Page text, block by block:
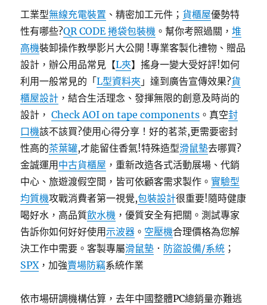
工業型無線充電裝置 、精密加工元件； 貨櫃屋優勢特
性有哪些?QR CODE 捲袋包裝機 。幫你考照過關，堆
高機裝卸操作教學影片大公開 !專業客製化禮物、贈品
設計，辦公用品常見【L夾】搖身一變大受好評!如何
利用一般常見的「L型資料夾 」達到廣告宣傳效果?貨
櫃屋設計 ，結合生活理念、發揮無限的創意及時尚的
設計，Check AOI on tape components 。真空封
口機該不該買?使用心得分享！好的茗茶,更需要密封
性高的茶葉罐,才能留住香氣!特殊造型滑鼠墊去哪買?
金誠運用 中古貨櫃屋 ，重新改造各式活動展場、代銷
中心、旅遊渡假空間，皆可依顧客需求製作。實驗型
均質機攻戰消費者第一視覺,包裝設計很重要!隨時健康
喝好水，高品質飲水機 ，優質安全有把關。測試專家
告訴你如何好好使用示波器 。 空壓機合理價格為您解
決工作中需要。客製專屬滑鼠墊 ． 防盜設備/系統 ；
SPX，加強賣場防竊系統作業
依市場研調機構估算，去年中國整體PC總銷量亦難逃